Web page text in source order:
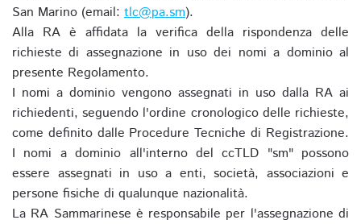
San Marino (email: tlc@pa.sm).
Alla RA è affidata la verifica della rispondenza delle
richieste di assegnazione in uso dei nomi a dominio al
presente Regolamento.
I nomi a dominio vengono assegnati in uso dalla RA ai
richiedenti, seguendo l'ordine cronologico delle richieste,
come definito dalle Procedure Tecniche di Registrazione.
I nomi a dominio all'interno del ccTLD "sm" possono
essere assegnati in uso a enti, società, associazioni e
persone fisiche di qualunque nazionalità.
La RA Sammarinese è responsabile per l'assegnazione di